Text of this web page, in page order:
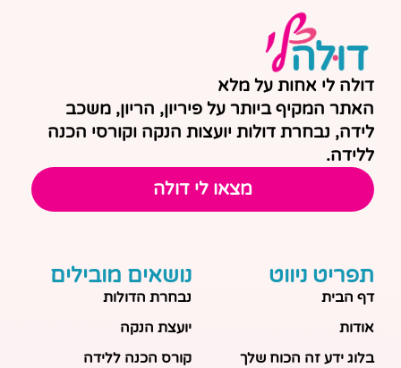
דולה לי אחות על מלא
האתר המקיף ביותר על פיריון, הריון, משכב
לידה, נבחרת דולות יועצות הנקה וקורסי הכנה
ללידה.
מצאו לי דולה
תפריט ניווט
דף הבית
אודות
בלוג ידע זה הכוח שלך
נושאים מובילים
נבחרת הדולות
יועצת הנקה
קורס הכנה ללידה